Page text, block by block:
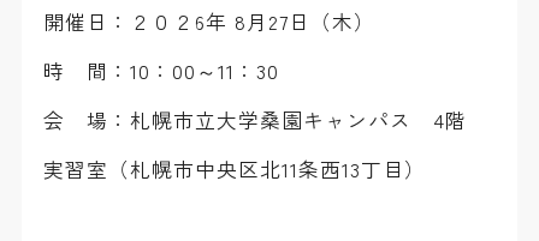
開催日：２０２6年 8月27日（木）
時 間：10：00～11：30
会 場：札幌市立大学桑園キャンパス 4階
実習室（札幌市中央区北11条西13丁目）